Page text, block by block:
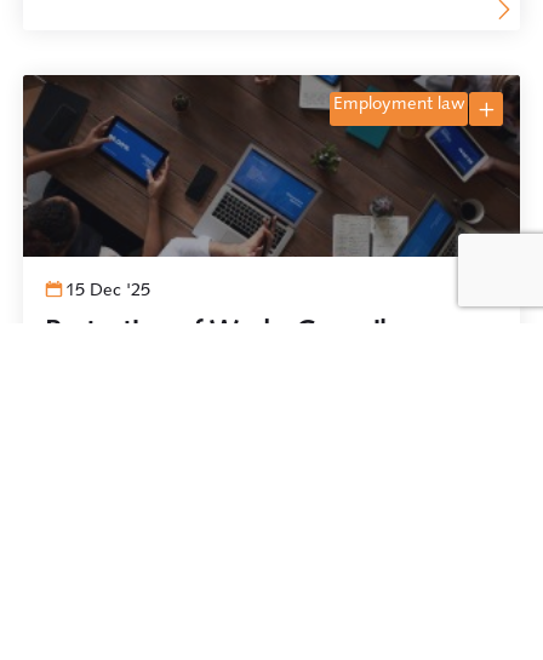
15 Dec '25
Protection of Works Council
employment law